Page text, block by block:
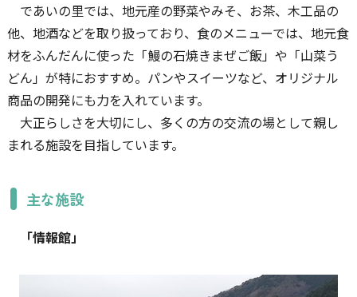
であいの里では、地元産の野菜やみそ、お茶、木工品の
他、地酒などを取り扱っており、食のメニューでは、地元食
材をふんだんに使った「鰻の石焼きまぜご飯」や「山菜う
どん」が特におすすめ。パンやスイーツなど、オリジナル
商品の開発にも力を入れています。
大正らしさを大切にし、多くの方の交流の場として親し
まれる施設を目指しています。
主な施設
「情報館」